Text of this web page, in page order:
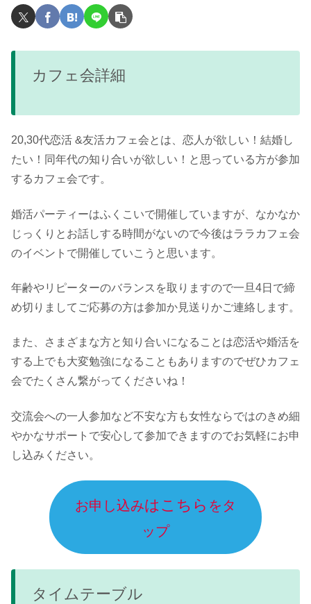
カフェ会詳細
20,30代恋活 &友活カフェ会とは、恋人が欲しい！結婚し
たい！同年代の知り合いが欲しい！と思っている方が参加
するカフェ会です。
婚活パーティーはふくこいで開催していますが、なかなか
じっくりとお話しする時間がないので今後はララカフェ会
のイベントで開催していこうと思います。
年齢やリピーターのバランスを取りますので一旦4日で締
め切りましてご応募の方は参加か見送りかご連絡します。
また、さまざまな方と知り合いになることは恋活や婚活を
する上でも大変勉強になることもありますのでぜひカフェ
会でたくさん繋がってくださいね！
交流会への一人参加など不安な方も女性ならではのきめ細
やかなサポートで安心して参加できますのでお気軽にお申
し込みください。
お申し込みはこちら をタ
ップ
タイムテーブル